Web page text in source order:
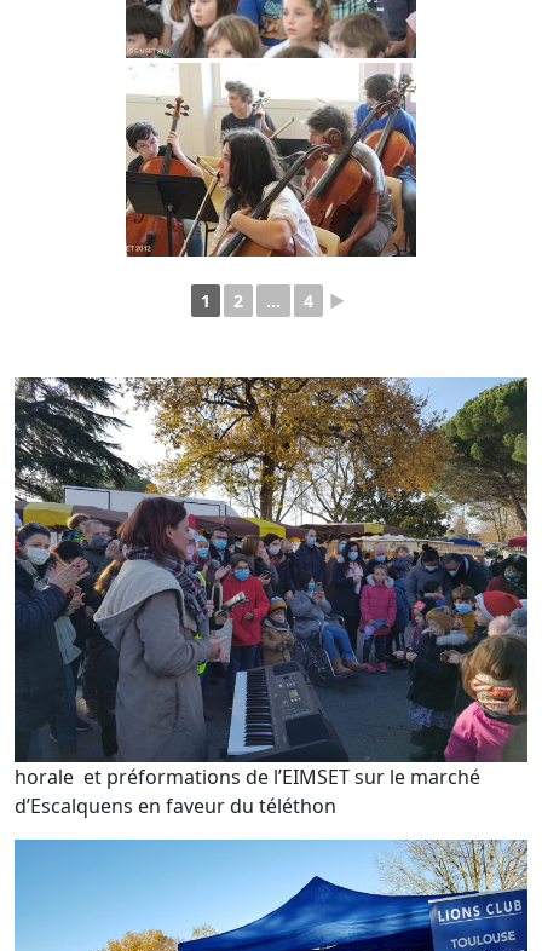
1 2 ... 4 ►
horale et préformations de l’EIMSET sur le marché
d’Escalquens en faveur du téléthon